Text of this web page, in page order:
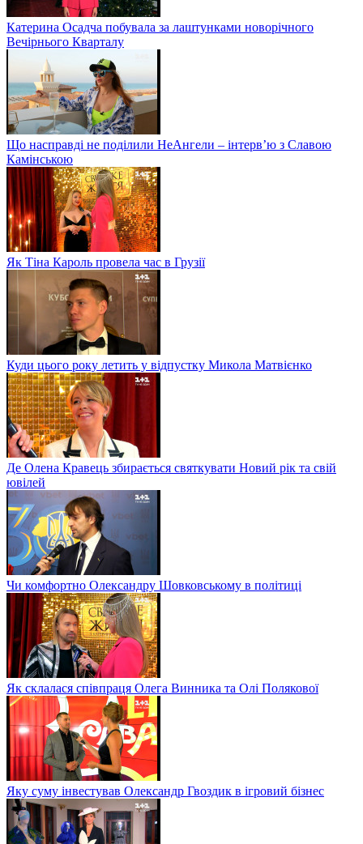
Катерина Осадча побувала за лаштунками новорічного
Вечірнього Кварталу
Що насправді не поділили НеАнгели – інтерв’ю з Славою
Камінською
Як Тіна Кароль провела час в Грузії
Куди цього року летить у відпустку Микола Матвієнко
Де Олена Кравець збирається святкувати Новий рік та свій
ювілей
Чи комфортно Олександру Шовковському в політиці
Як склалася співпраця Олега Винника та Олі Полякової
Яку суму інвестував Олександр Гвоздик в ігровий бізнес